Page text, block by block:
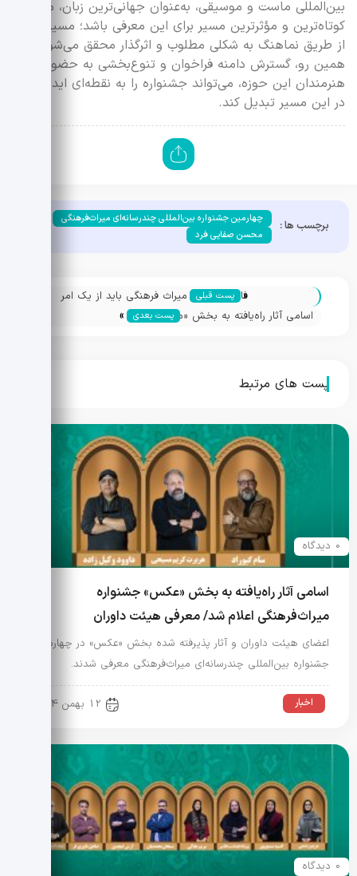
بین‌المللی ماست و موسیقی، به‌عنوان جهانی‌ترین زبان، می‌تواند
کوتاه‌ترین و مؤثرترین مسیر برای این معرفی باشد؛ مسیری که
از طریق نماهنگ به شکلی مطلوب و اثرگذار محقق می‌شود. از
همین رو، گسترش دامنه فراخوان و تنوع‌بخشی به حضور
هنرمندان این حوزه، می‌تواند جشنواره را به نقطه‌ای ایده‌آل‌تر
در این مسیر تبدیل کند.
برچسب ها :
چهارمین جشنواره بین‌المللی چندرسانه‌ای میراث‌فرهنگی
محسن صفایی فرد
« پست قبلی
فاطمه داوری: میراث فرهنگی باید از یک امر
بیرونی به باور درونی جامعه تبدیل شود
اسامی آثار راه‌یافته به بخش «مستند»پست بعدی »
پست های مرتبط
0 دیدگاه
اسامی آثار راه‌یافته به بخش «عکس» جشنواره
میراث‌فرهنگی اعلام شد/ معرفی هیئت داوران
اعضای هیئت داوران و آثار پذیرفته شده بخش «عکس» در چهارمین
جشنواره بین‌المللی چندرسانه‌ای میراث‌فرهنگی معرفی شدند.
اخبار 12 بهمن 1404
0 دیدگاه